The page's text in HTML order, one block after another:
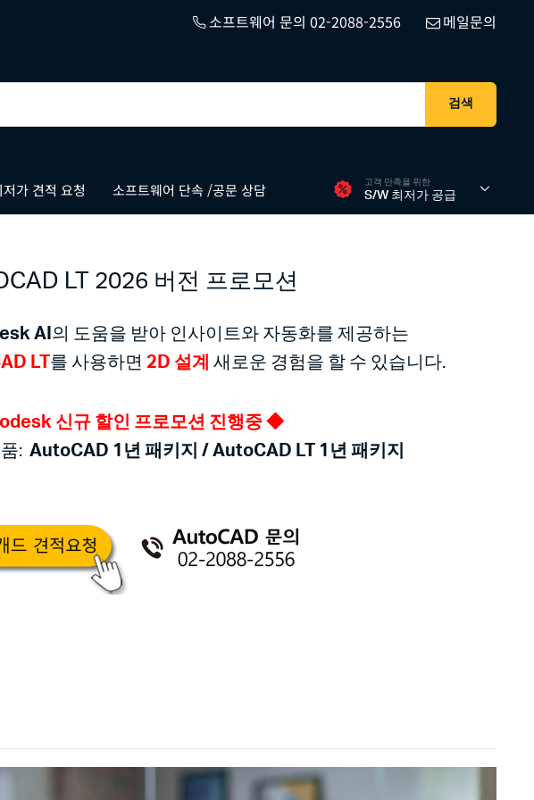
소프트웨어 문의 02-2088-2556 메일문의
검색
저가 견적 요청 소프트웨어 단속 /공문 상담 고객 만족을 위한
S/W 최저가 공급
LT 2026 버전 프로모션
AI 의 도움을 받아 인사이트와 자동화를 제공하는
LT를 사용하면 2D 설계 새로운 경험을 할 수 있습니다.
신규 할인 프로모션 진행중 ◆
: AutoCAD 1년 패키지 / AutoCAD LT 1년 패키지